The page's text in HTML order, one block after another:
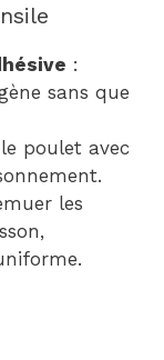
:
sans que
poulet avec
les